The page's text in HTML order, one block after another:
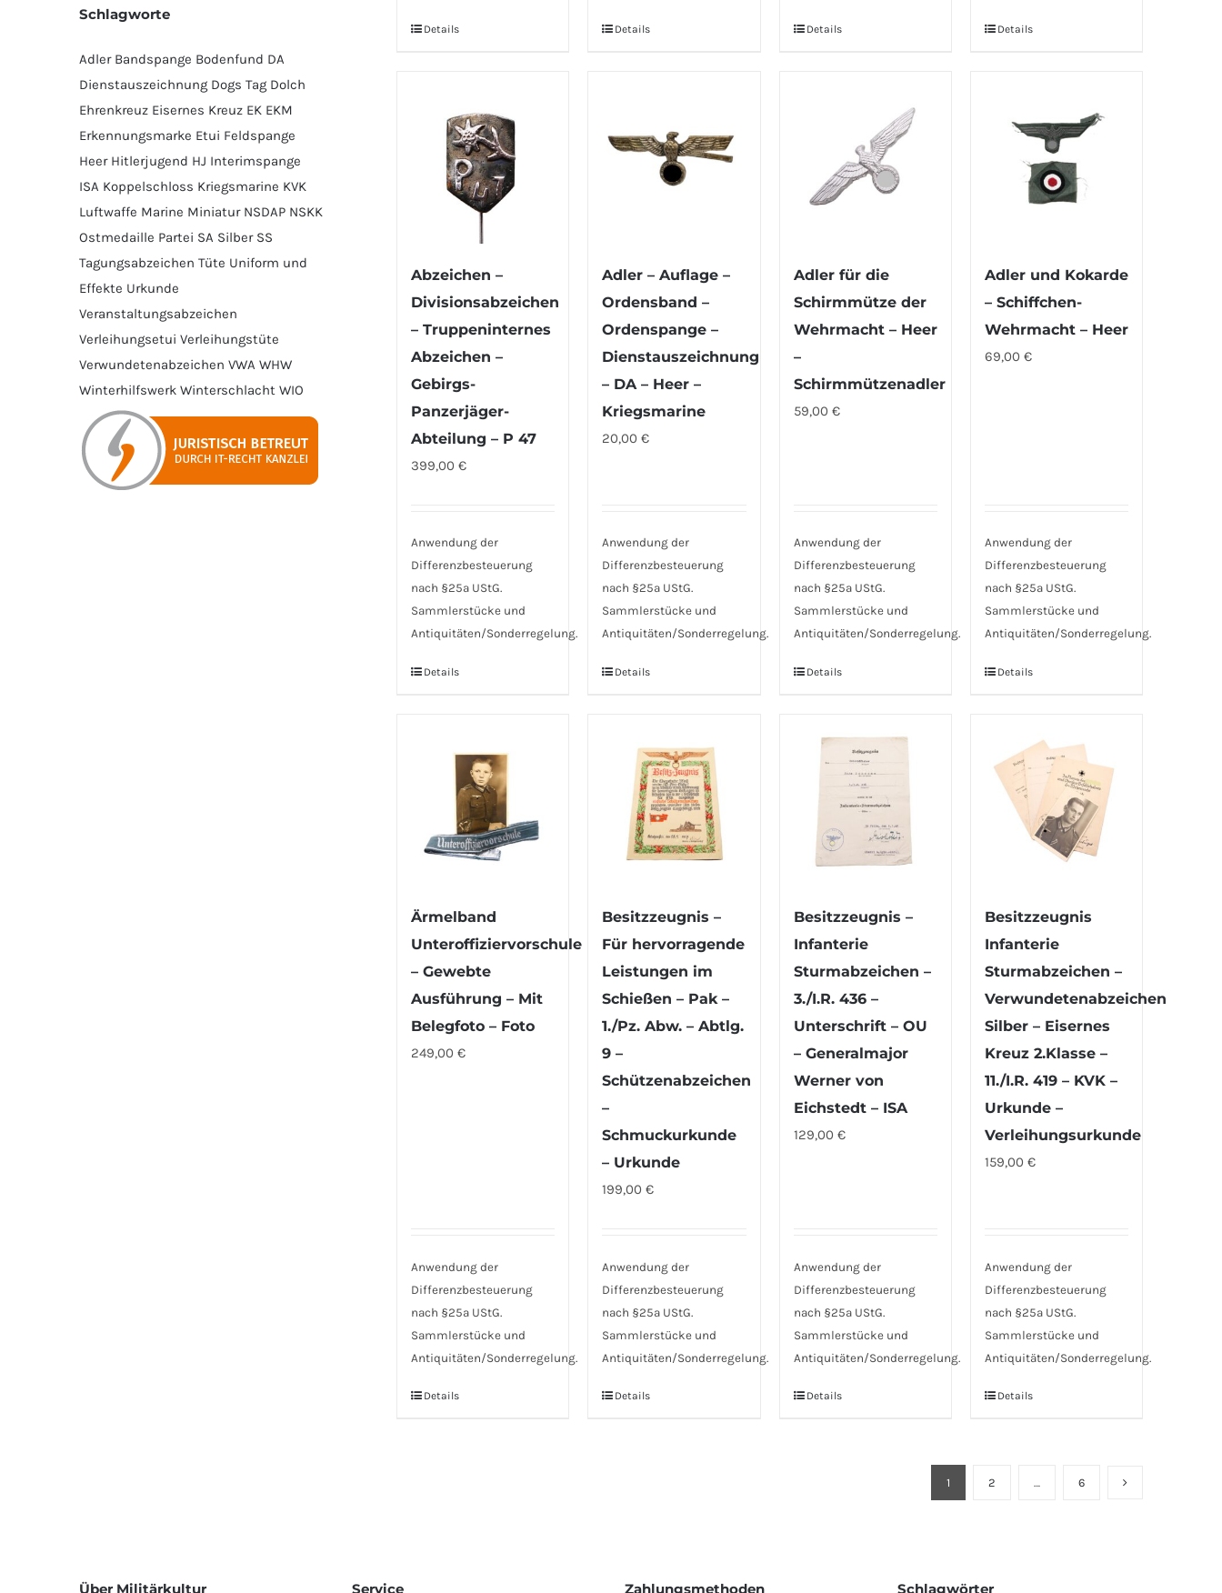
Details Details Details Details
Abzeichen –
Divisionsabzeichen
– Truppeninternes
Abzeichen –
Gebirgs-
Panzerjäger-
Abteilung – P 47
399,00€
Anwendung der
Differenzbesteuerung
nach §25a UStG.
Sammlerstücke und
Antiquitäten/Sonderregelung.
Details
Adler – Auflage –
Ordensband –
Ordenspange –
Dienstauszeichnung
– DA – Heer –
Kriegsmarine
20,00€
Anwendung der
Differenzbesteuerung
nach §25a UStG.
Sammlerstücke und
Antiquitäten/Sonderregelung.
Details
Adler für die
Schirmmütze der
Wehrmacht – Heer
–
Schirmmützenadler
59,00 €
Anwendung der
Differenzbesteuerung
nach §25a UStG.
Sammlerstücke und
Antiquitäten/Sonderregelung.
Details
Adler und Kokarde
– Schiffchen-
Wehrmacht – Heer
69,00 €
Anwendung der
Differenzbesteuerung
nach §25a UStG.
Sammlerstücke und
Antiquitäten/Sonderregelung.
Details
Ärmelband
Unteroffiziervorschule
– Gewebte
Ausführung – Mit
Belegfoto – Foto
249,00€
Anwendung der
Differenzbesteuerung
nach §25a UStG.
Sammlerstücke und
Antiquitäten/Sonderregelung.
Details
Besitzzeugnis –
Für hervorragende
Leistungen im
Schießen – Pak –
1./Pz. Abw. – Abtlg.
9 –
Schützenabzeichen
–
Schmuckurkunde
– Urkunde
199,00€
Anwendung der
Differenzbesteuerung
nach §25a UStG.
Sammlerstücke und
Antiquitäten/Sonderregelung.
Details
Besitzzeugnis –
Infanterie
Sturmabzeichen –
3./I.R. 436 –
Unterschrift – OU
– Generalmajor
Werner von
Eichstedt – ISA
129,00 €
Anwendung der
Differenzbesteuerung
nach §25a UStG.
Sammlerstücke und
Antiquitäten/Sonderregelung.
Details
Besitzzeugnis
Infanterie
Sturmabzeichen –
Verwundetenabzeichen
Silber – Eisernes
Kreuz 2.Klasse –
11./I.R. 419 – KVK –
Urkunde –
Verleihungsurkunde
159,00 €
Anwendung der
Differenzbesteuerung
nach §25a UStG.
Sammlerstücke und
Antiquitäten/Sonderregelung.
Details
1 2 … 6
Schlagworte
Adler Bandspange Bodenfund DA
Dienstauszeichnung Dogs Tag Dolch
Ehrenkreuz Eisernes Kreuz EK EKM
Erkennungsmarke Etui Feldspange
Heer Hitlerjugend HJ Interimspange
ISA Koppelschloss Kriegsmarine KVK
Luftwaffe Marine Miniatur NSDAP NSKK
Ostmedaille Partei SA Silber SS
Tagungsabzeichen Tüte Uniform und
Effekte Urkunde
Veranstaltungsabzeichen
Verleihungsetui Verleihungstüte
Verwundetenabzeichen VWA WHW
Winterhilfswerk Winterschlacht WIO
Über Militärkultur Service Zahlungsmethoden Schlagwörter